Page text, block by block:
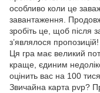
особливо коли це
завантаження.
зробіть це, щоб після
з’являлося
Ця гра має великий
краще, єдиним
оцінить вас на 100
Звичайна карта pvp?